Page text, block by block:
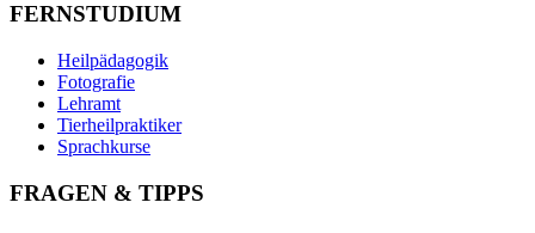
FERNSTUDIUM
Heilpädagogik
Fotografie
Lehramt
Tierheilpraktiker
Sprachkurse
FRAGEN & TIPPS